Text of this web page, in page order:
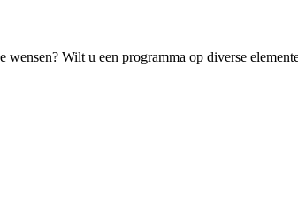
Wilt u een programma op diverse